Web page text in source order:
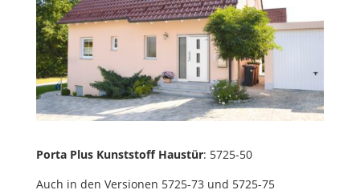
Porta Plus Kunststoff Haustür: 5725-50
Auch in den Versionen 5725-73 und 5725-75